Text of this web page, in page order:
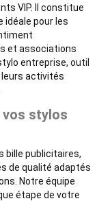
VIP. Il constitue
idéale pour les
et associations
entreprise, outil
activités
vos stylos
bille publicitaires,
de qualité adaptés
Notre équipe
étape de votre